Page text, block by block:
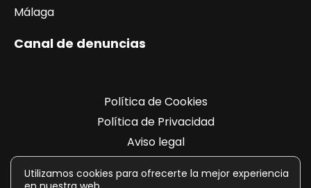
Málaga
Canal de denuncias
Política de Cookies
Política de Privacidad
Aviso legal
Registro de actividades
Utilizamos cookies para ofrecerte la mejor experiencia